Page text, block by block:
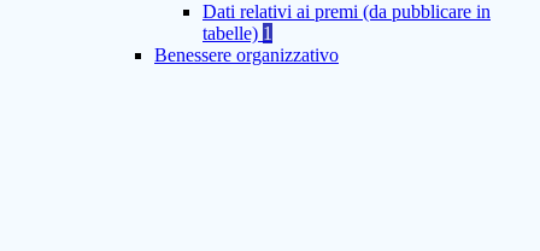
Dati relativi ai premi (da pubblicare in
tabelle) 1
Benessere organizzativo